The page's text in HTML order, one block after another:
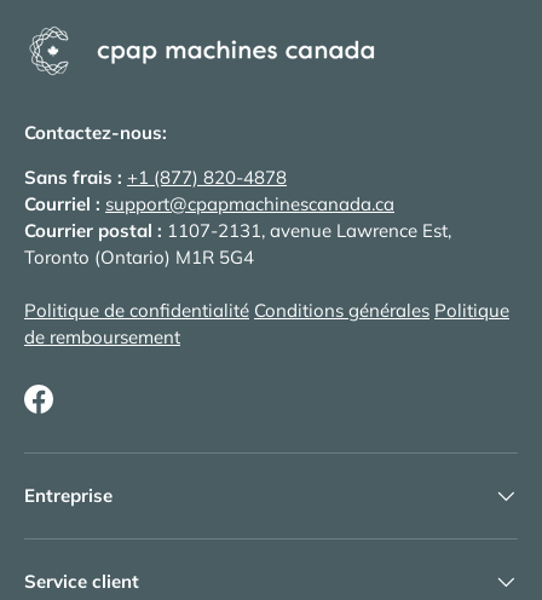
Contactez-nous:
Sans frais : +1 (877) 820-4878
Courriel : support@cpapmachinescanada.ca
Courrier postal : 1107-2131, avenue Lawrence Est,
Toronto (Ontario) M1R 5G4
Politique de confidentialité Conditions générales Politique
de remboursement
Facebook
Entreprise
Service client